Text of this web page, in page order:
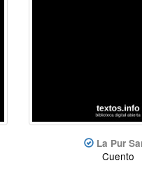
La Pur
Cuento